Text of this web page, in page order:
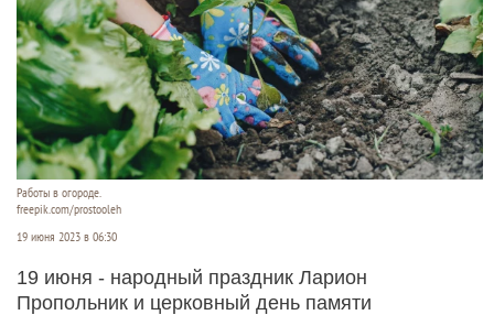
Работы в огороде.
freepik.com/prostooleh
19 июня 2023 в 06:30
19 июня - народный праздник Ларион
Пропольник и церковный день памяти